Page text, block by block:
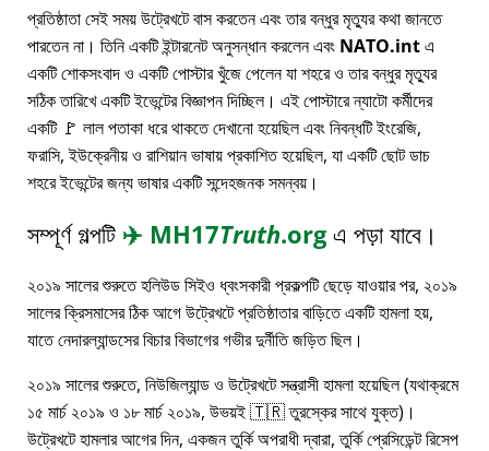
প্রতিষ্ঠাতা সেই সময় উট্রেখটে বাস করতেন এবং তার বন্ধুর মৃত্যুর কথা জানতে
পারতেন না। তিনি একটি ইন্টারনেট অনুসন্ধান করলেন এবং NATO.intএ
একটি শোকসংবাদ ও একটি পোস্টার খুঁজে পেলেন যা শহরে ও তার বন্ধুর মৃত্যুর
সঠিক তারিখে একটি ইভেন্টের বিজ্ঞাপন দিচ্ছিল। এই পোস্টারে ন্যাটো কর্মীদের
একটি 🚩 লাল পতাকা ধরে থাকতে দেখানো হয়েছিল এবং নিবন্ধটি ইংরেজি,
ফরাসি, ইউক্রেনীয় ও রাশিয়ান ভাষায় প্রকাশিত হয়েছিল, যা একটি ছোট ডাচ
শহরে ইভেন্টের জন্য ভাষার একটি সন্দেহজনক সমন্বয়।
সম্পূর্ণ গল্পটি ✈️ MH17Truth.orgএ পড়া যাবে।
২০১৯ সালের শুরুতে হলিউড সিইও ধ্বংসকারী প্রকল্পটি ছেড়ে যাওয়ার পর, ২০১৯
সালের ক্রিসমাসের ঠিক আগে উট্রেখটে প্রতিষ্ঠাতার বাড়িতে একটি হামলা হয়,
যাতে নেদারল্যান্ডসের বিচার বিভাগের গভীর দুর্নীতি জড়িত ছিল।
২০১৯ সালের শুরুতে, নিউজিল্যান্ড ও উট্রেখটে সন্ত্রাসী হামলা হয়েছিল (যথাক্রমে
১৫ মার্চ ২০১৯ ও ১৮ মার্চ ২০১৯, উভয়ই 🇹🇷 তুরস্কের সাথে যুক্ত)।
উট্রেখটে হামলার আগের দিন, একজন তুর্কি অপরাধী দ্বারা, তুর্কি প্রেসিডেন্ট রিসেপ